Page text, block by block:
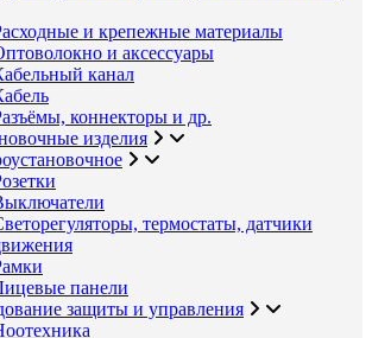
и крепежные материалы
и аксессуары
канал
коннекторы и др.
изделия
термостаты, датчики
панели
защиты и управления